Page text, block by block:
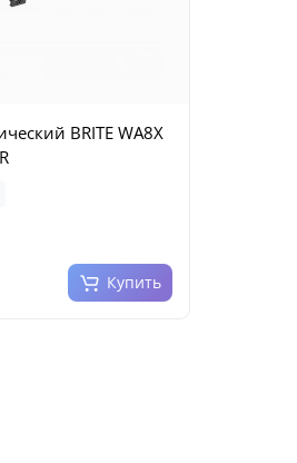
BRITE WA8X
Купить